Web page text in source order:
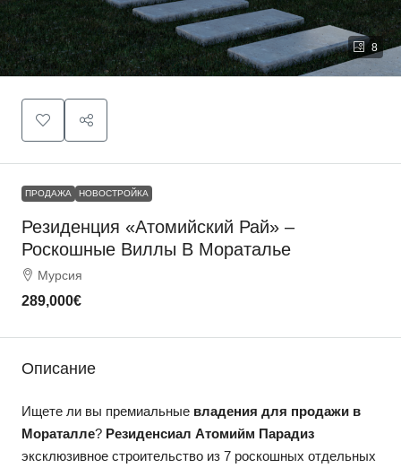
8
ПРОДАЖА НОВОСТРОЙКА
Резиденция «Атомийский Рай» –
Роскошные Виллы В Мораталье
Мурсия
289,000€
Описание
Ищете ли вы премиальные владения для продажи в
Мораталле? Резиденсиал Атомийм Парадиз
эксклюзивное строительство из 7 роскошных отдельных